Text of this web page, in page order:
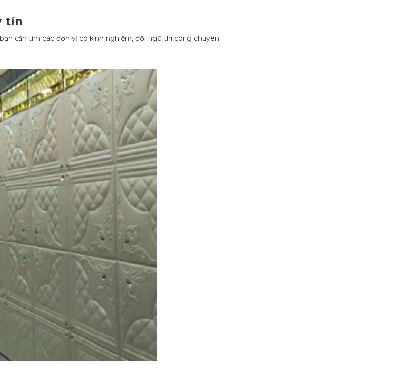
tín
cần tìm các đơn vị có kinh nghiệm, đội ngũ thi công chuyên